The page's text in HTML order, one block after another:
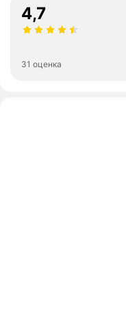
14G - 2мм.)
4,7
31 оценка